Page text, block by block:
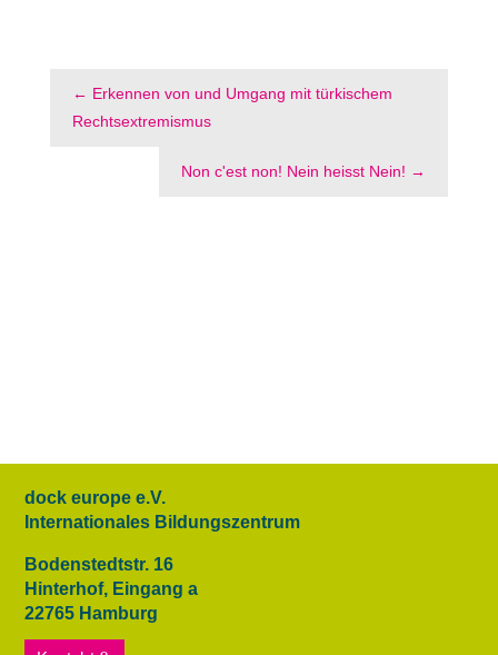
← Erkennen von und Umgang mit türkischem
Rechtsextremismus
Non c'est non! Nein heisst Nein! →
dock europe e.V.
Internationales Bildungszentrum
Bodenstedtstr. 16
Hinterhof, Eingang a
22765 Hamburg